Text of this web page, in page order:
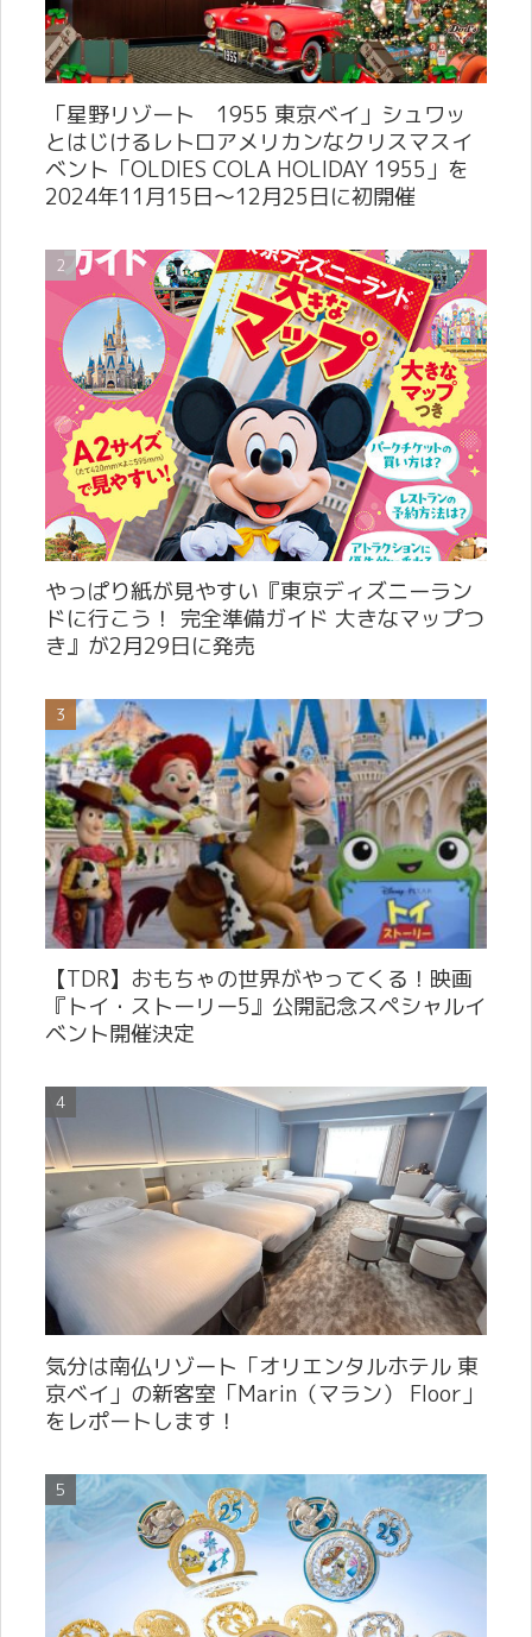
「星野リゾート 1955 東京ベイ」シュワッ
とはじけるレトロアメリカンなクリスマスイ
ベント「OLDIES COLA HOLIDAY 1955」を
2024年11月15日～12月25日に初開催
やっぱり紙が見やすい『東京ディズニーラン
ドに行こう！ 完全準備ガイド 大きなマップつ
き』が2月29日に発売
【TDR】おもちゃの世界がやってくる！映画
『トイ・ストーリー5』公開記念スペシャルイ
ベント開催決定
気分は南仏リゾート「オリエンタルホテル 東
京ベイ」の新客室「Marin（マラン） Floor」
をレポートします！